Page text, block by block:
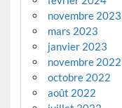
novembre 2023
mars 2023
janvier 2023
novembre 2022
octobre 2022
août 2022